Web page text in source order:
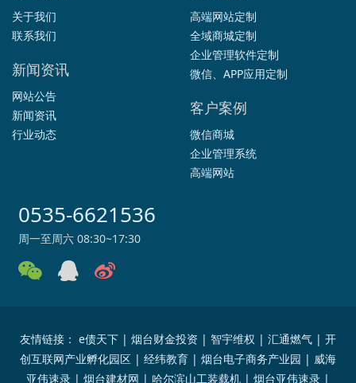
关于我们
联系我们
高端网站定制
全域商城定制
企业管理软件定制
微信、APP应用定制
新闻资讯
网站公告
新闻资讯
行业动态
客户案例
微信商城
企业管理系统
高端网站
0535-6621536
周一至周六 08:30~17:30
友情链接： e债天下 | 烟台财金投资 | 智宇维权 | 汇通燃气 | 开
创互联网产业孵化园区 | 经纬教育 | 烟台电子商务产业园 | 威海
亚伟速录 | 烟台建材网 | 哈尔滨山工装载机 | 烟台亚伟速录 |